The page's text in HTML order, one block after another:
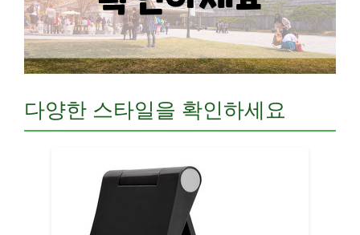
다양한 스타일을 확인하세요